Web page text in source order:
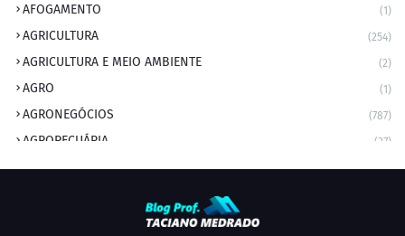
AFOGAMENTO (1)
AGRICULTURA (254)
AGRICULTURA E MEIO AMBIENTE (2)
AGRO (1)
AGRONEGÓCIOS (787)
AGROPECUÁRIA (37)
AMBIENTE (9)
ANIVERSÁRIO DA CIDADE